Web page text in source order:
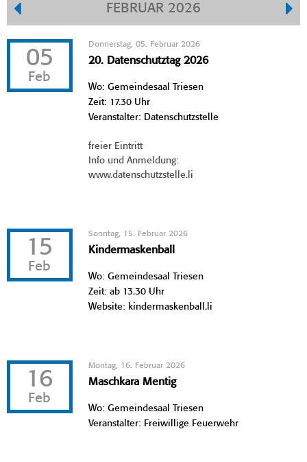
FEBRUAR 2026
05
Feb
Donnerstag, 05. Februar 2026
20. Datenschutztag 2026
Wo: Gemeindesaal Triesen
Zeit: 17.30 Uhr
Veranstalter: Datenschutzstelle
freier Eintritt
Info und Anmeldung:
www.datenschutzstelle.li
15
Feb
Sonntag, 15. Februar 2026
Kindermaskenball
Wo: Gemeindesaal Triesen
Zeit: ab 13.30 Uhr
Website: kindermaskenball.li
16
Feb
Montag, 16. Februar 2026
Maschkara Mentig
Wo: Gemeindesaal Triesen
Veranstalter: Freiwillige Feuerwehr